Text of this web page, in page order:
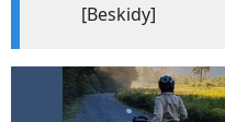
[Beskidy]